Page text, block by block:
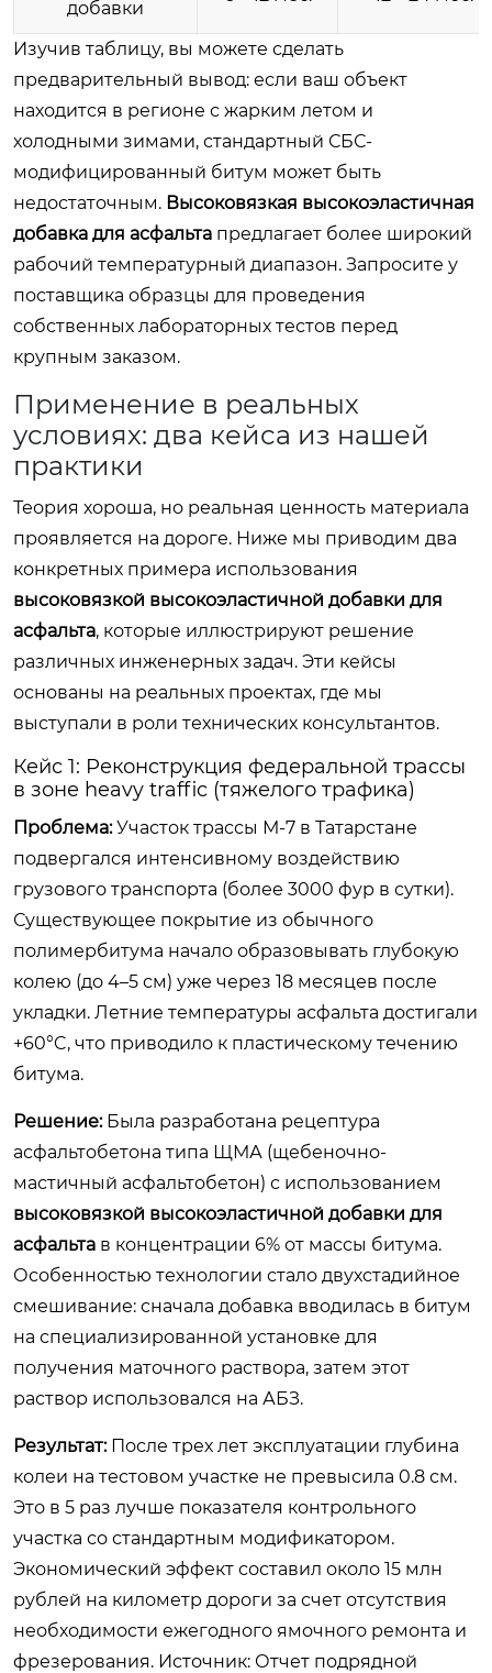
добавки
Изучив таблицу, вы можете сделать
предварительный вывод: если ваш объект
находится в регионе с жарким летом и
холодными зимами, стандартный СБС-
модифицированный битум может быть
недостаточным. Высоковязкая высокоэластичная
добавка для асфальта предлагает более широкий
рабочий температурный диапазон. Запросите у
поставщика образцы для проведения
собственных лабораторных тестов перед
крупным заказом.
Применение в реальных
условиях: два кейса из нашей
практики
Теория хороша, но реальная ценность материала
проявляется на дороге. Ниже мы приводим два
конкретных примера использования
высоковязкой высокоэластичной добавки для
асфальта, которые иллюстрируют решение
различных инженерных задач. Эти кейсы
основаны на реальных проектах, где мы
выступали в роли технических консультантов.
Кейс 1: Реконструкция федеральной трассы
в зоне heavy traffic (тяжелого трафика)
Проблема:Участок трассы М-7 в Татарстане
подвергался интенсивному воздействию
грузового транспорта (более 3000 фур в сутки).
Существующее покрытие из обычного
полимербитума начало образовывать глубокую
колею (до 4–5 см) уже через 18 месяцев после
укладки. Летние температуры асфальта достигали
+60°C, что приводило к пластическому течению
битума.
Решение:Была разработана рецептура
асфальтобетона типа ЩМА (щебеночно-
мастичный асфальтобетон) с использованием
высоковязкой высокоэластичной добавки для
асфальта в концентрации 6% от массы битума.
Особенностью технологии стало двухстадийное
смешивание: сначала добавка вводилась в битум
на специализированной установке для
получения маточного раствора, затем этот
раствор использовался на АБЗ.
Результат:После трех лет эксплуатации глубина
колеи на тестовом участке не превысила 0.8 см.
Это в 5 раз лучше показателя контрольного
участка со стандартным модификатором.
Экономический эффект составил около 15 млн
рублей на километр дороги за счет отсутствия
необходимости ежегодного ямочного ремонта и
фрезерования. Источник: Отчет подрядной